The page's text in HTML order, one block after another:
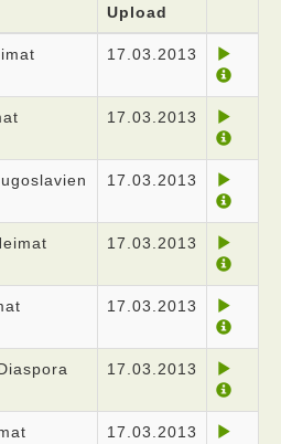
Upload
17.03.2013
17.03.2013
17.03.2013
17.03.2013
17.03.2013
17.03.2013
17.03.2013